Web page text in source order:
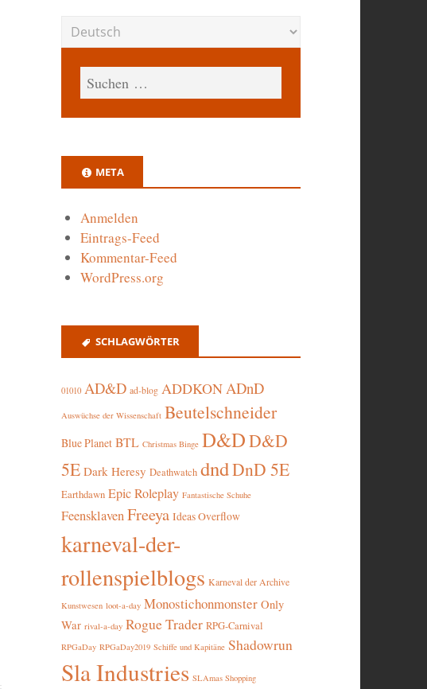
META
Anmelden
Eintrags-Feed
Kommentar-Feed
WordPress.org
SCHLAGWÖRTER
01010 AD&D ad-blog ADDKONADnD
Auswüchse der Wissenschaft Beutelschneider
Blue Planet BTL Christmas Binge D&DD&D
5E Dark Heresy Deathwatch dndDnD 5E
Earthdawn Epic Roleplay Fantastische Schuhe
Feensklaven Freeya Ideas Overflow
karneval-der-
rollenspielblogs Karneval der Archive
Kunstwesen loot-a-day Monostichonmonster Only
War rival-a-day Rogue Trader RPG-Carnival
RPGaDay RPGaDay2019 Schiffe und Kapitäne Shadowrun
Sla Industries SLAmas Shopping